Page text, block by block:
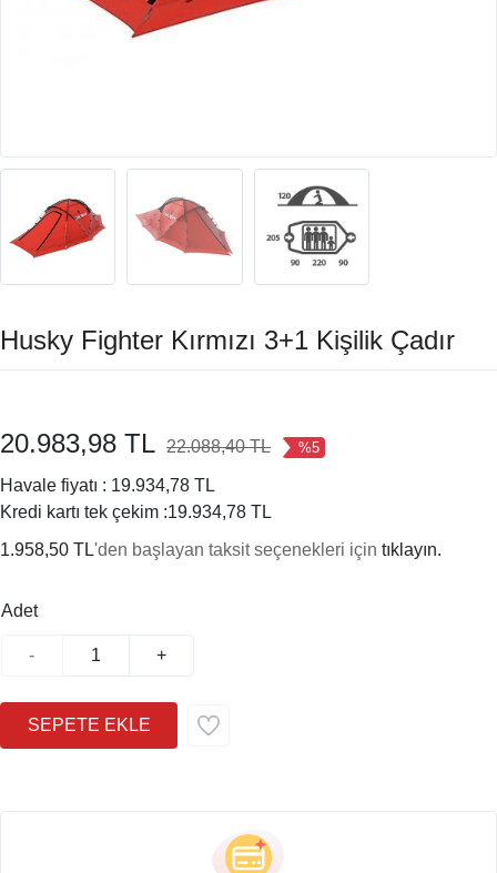
Husky Fighter Kırmızı 3+1 Kişilik Çadır
20.983,98 TL 22.088,40 TL %5
Havale fiyatı : 19.934,78 TL
Kredi kartı tek çekim :19.934,78 TL
1.958,50 TL'den başlayan taksit seçenekleri için tıklayın.
Adet
- +